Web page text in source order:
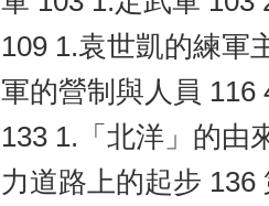
109 1.袁世凱的練軍
軍的營制與人員 116
133 1.「北洋」的由
力道路上的起步